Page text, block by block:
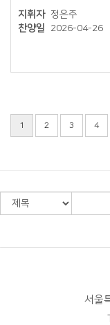
지휘자 정은주
찬양일
2026-04-26
1 2 3 4
서울